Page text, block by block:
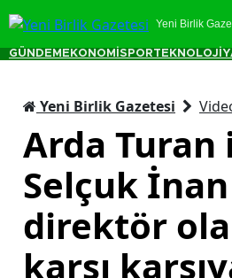
Yeni Birlik
GÜNDEM EKONOMİ SPORTEKNOLOJİ
Yeni Birlik Gazetesi
Arda Turan
Selçuk
direktör
karşı